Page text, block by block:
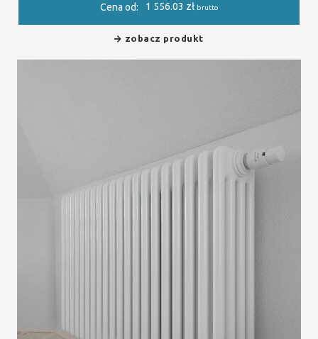
Cena od: 1 556.03 zł brutto
zobacz produkt